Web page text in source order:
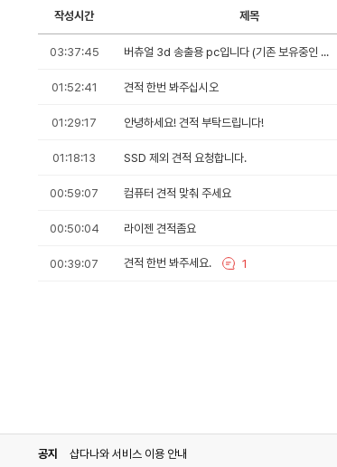
세이프업+
다나와유통 세이프업+
비
다나와유통
비
AMD 라이젠7-6세대 9700X (
각
각
리
작성시간 제목
03:37:45 버츄얼 3d 송출용 pc입니다 (기존 보유중인 케이스에 조립원합니다)
01:52:41 견적 한번 봐주십시오
01:29:17 안녕하세요! 견적 부탁드립니다!
01:18:13 SSD 제외 견적 요청합니다.
00:59:07 컴퓨터 견적 맞춰 주세요
00:50:04 라이젠 견적좀요
00:39:07 견적 한번 봐주세요. 1
공지 샵다나와 서비스 이용 안내